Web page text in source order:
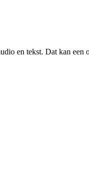
en tekst. Dat kan